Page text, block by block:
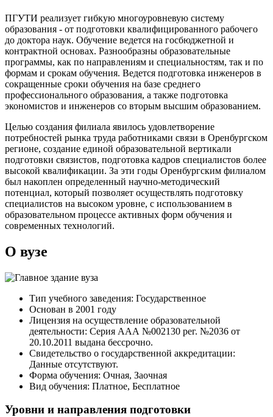
ПГУТИ реализует гибкую многоуровневую систему
образования - от подготовки квалифицированного рабочего
до доктора наук. Обучение ведется на госбюджетной и
контрактной основах. Разнообразны образовательные
программы, как по направлениям и специальностям, так и по
формам и срокам обучения. Ведется подготовка инженеров в
сокращенные сроки обучения на базе среднего
профессионального образования, а также подготовка
экономистов и инженеров со вторым высшим образованием.
Целью создания филиала явилось удовлетворение
потребностей рынка труда работниками связи в Оренбургском
регионе, создание единой образовательной вертикали
подготовки связистов, подготовка кадров специалистов более
высокой квалификации. За эти годы Оренбургским филиалом
был накоплен определенный научно-методический
потенциал, который позволяет осуществлять подготовку
специалистов на высоком уровне, с использованием в
образовательном процессе активных форм обучения и
современных технологий.
О вузе
Тип учебного заведения: Государственное
Основан в 2001 году
Лицензия на осуществление образовательной
деятельности: Серия ААА №002130 рег. №2036 от
20.10.2011 выдана бессрочно.
Свидетельство о государственной аккредитации:
Данные отсутствуют.
Форма обучения: Очная, Заочная
Вид обучения: Платное, Бесплатное
Уровни и направления подготовки